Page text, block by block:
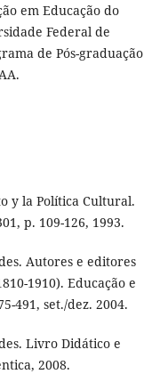
em Educação do
Federal de
de Pós-graduação
y la Política Cultural.
p. 109-126, 1993.
Autores e editores
1910). Educação e
491, set./dez. 2004.
Livro Didático e
2008.